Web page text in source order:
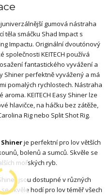
gumová nástraha
těla smáčku Shad Impact s
Impactu. Originální dvoutónový
KEITECH používá
fantastického vyvážení a
Shiner perfektně vyvážený a má
pomalých rychlostech. Nástraha
KEITECH Easy Shiner lze
hlavičce, na háčku bez zátěže,
Rig nebo Split Shot Rig.
Shinerje perfektní pro lov větších
bolenů a sumců. Skvěle se
mořských ryb.
jsou dostupné v různých
se skvěle hodí pro lov téměř všech